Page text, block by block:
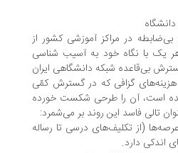
در مراکز آموزشی کشور از
نگاه خود به آسیب شناسی
شبکه دانشگاهی ایران
گزافی که در گسترش کمّی
آن را طرحی شکست خورده
فاسد این روند بر می‌شمرد:
تکلیف‌های درسی تا رساله
دارد.